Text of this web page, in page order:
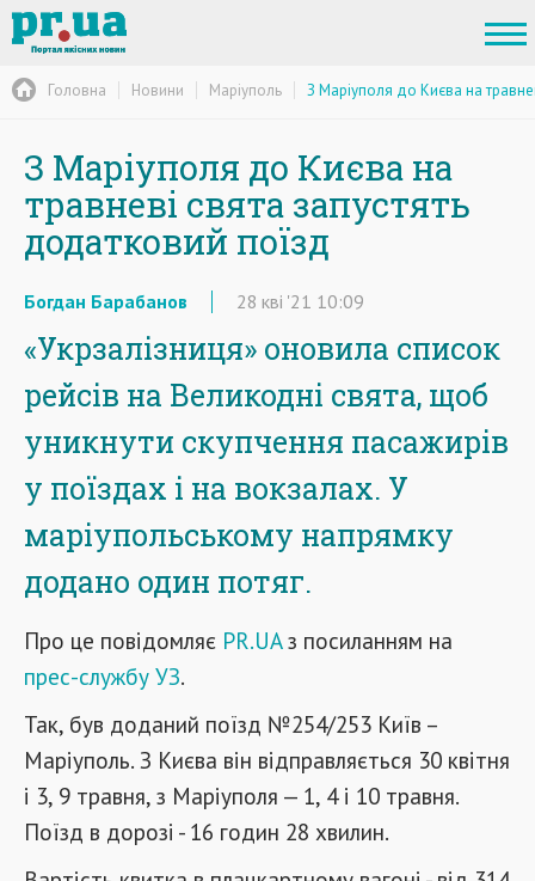
Головна Новини Маріуполь З Маріуполя до Києва на
З Маріуполя до Києва на
травневі свята запустять
додатковий поїзд
Богдан Барабанов 28 кві '21 10:09
«Укрзалізниця» оновила список
рейсів на Великодні свята, щоб
уникнути скупчення пасажирів
у поїздах і на вокзалах. У
маріупольському напрямку
додано один потяг.
Про це повідомляє PR.UAз посиланням на
прес-службу УЗ.
Так, був доданий поїзд №254/253 Київ –
Маріуполь. З Києва він відправляється 30 квітня
і 3, 9 травня, з Маріуполя — 1, 4 і 10 травня.
Поїзд в дорозі - 16 годин 28 хвилин.